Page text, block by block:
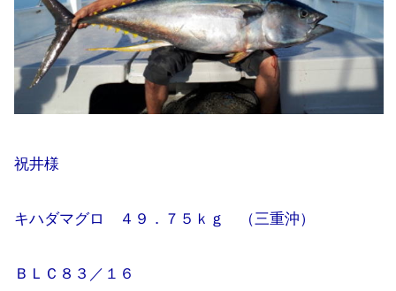
祝井様
キハダマグロ ４９．７５ｋｇ （三重沖）
ＢＬＣ８３／１６